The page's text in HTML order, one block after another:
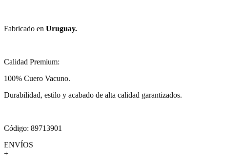
Fabricado en Uruguay.
Calidad Premium:
100% Cuero Vacuno.
Durabilidad, estilo y acabado de alta calidad garantizados.
Código: 89713901
ENVÍOS
+